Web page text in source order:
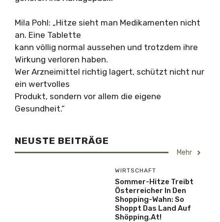
Mila Pohl: „Hitze sieht man Medikamenten nicht
an. Eine Tablette
kann völlig normal aussehen und trotzdem ihre
Wirkung verloren haben.
Wer Arzneimittel richtig lagert, schützt nicht nur
ein wertvolles
Produkt, sondern vor allem die eigene
Gesundheit.“
NEUSTE BEITRÄGE
Mehr
WIRTSCHAFT
Sommer-Hitze Treibt
Österreicher In Den
Shopping-Wahn: So
Shoppt Das Land Auf
Shöpping.at!